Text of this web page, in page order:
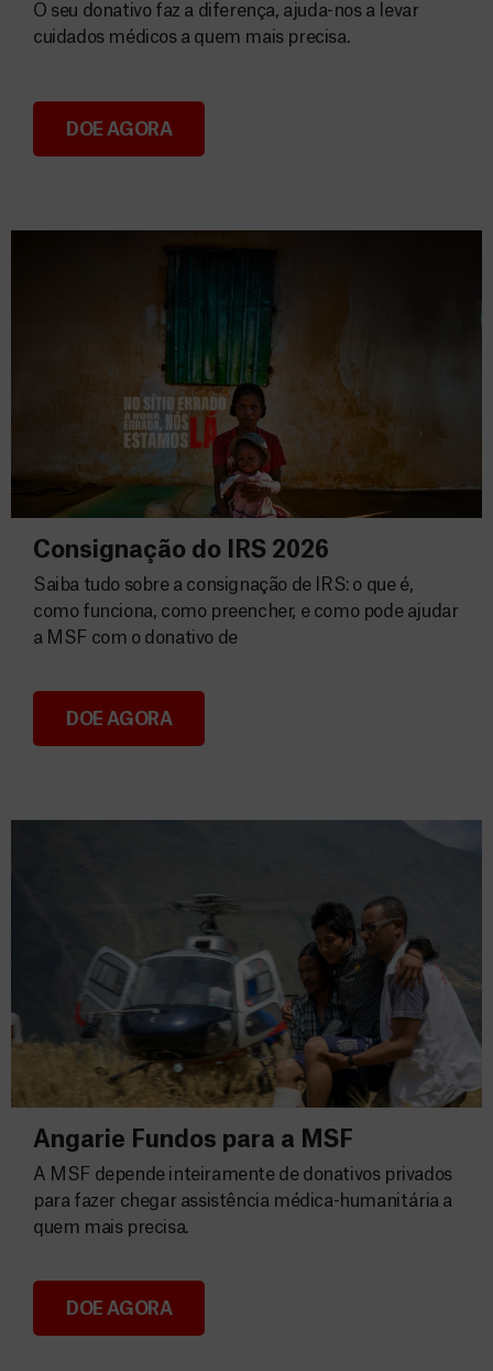
Donativos
O seu donativo faz a diferença, ajuda-nos a levar
cuidados médicos a quem mais precisa.
DOE AGORA
Consignação do IRS 2026
Consignação do IRS 2026
Saiba tudo sobre a consignação de IRS: o que é,
como funciona, como preencher, e como pode ajudar
a MSF com o donativo de
DOE AGORA
Angarie Fundos para a MSF
Angarie Fundos para a MSF
A MSF depende inteiramente de donativos privados
para fazer chegar assistência médica-humanitária a
quem mais precisa.
DOE AGORA